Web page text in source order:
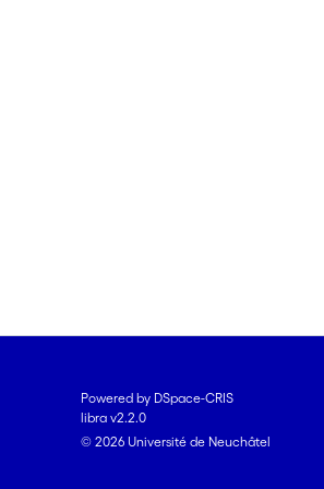
Powered by DSpace-CRIS
libra v2.2.0
© 2026 Université de Neuchâtel